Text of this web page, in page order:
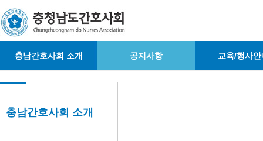
충남간호사회 소개 공지사항 교육/행사안
충남간호사회 소개